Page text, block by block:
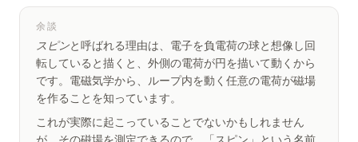
余談
スピンと呼ばれる理由は、電子を負電荷の球と想像し回
転していると描くと、外側の電荷が円を描いて動くから
です。電磁気学から、ループ内を動く任意の電荷が磁場
を作ることを知っています。
これが実際に起こっていることでないかもしれません